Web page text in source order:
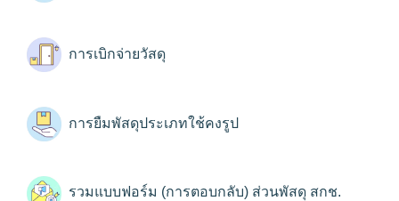
การเบิกจ่ายวัสดุ
การยืมพัสดุประเภทใช้คงรูป
รวมแบบฟอร์ม (การตอบกลับ) ส่วนพัสดุ สกช.